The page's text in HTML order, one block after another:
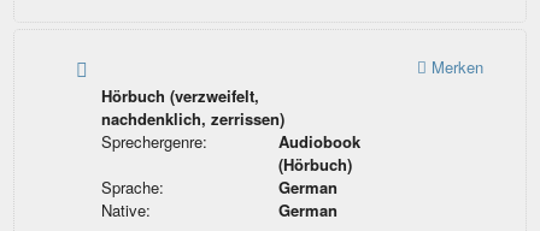
Hörbuch (verzweifelt,
nachdenklich, zerrissen)
Sprechergenre:
Audiobook
(Hörbuch)
Sprache:
German
Native:
German
Merken